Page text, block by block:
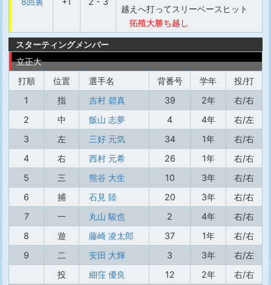
越えへ打ってスリーベースヒット
拓殖大勝ち越し
スターティングメンバー
立正大
打順
位置 選手名 背番号 学年
投/打
1
指 吉村 碧真 39 2年
右/右
2
中 飯山 志夢 4 4年
右/左
3
左 三好 元気 34 1年
右/右
4
右 西村 元希 26 1年
右/右
5
三 熊谷 大生 10 3年
右/右
6
捕 石見 陸 20 3年
右/右
7
一 丸山 駿也 2 4年
右/右
8
遊 藤崎 凌太郎 37 1年
右/右
9
二 安田 大輝 3 3年
右/左
投
細窪 優良 12 2年
右/右